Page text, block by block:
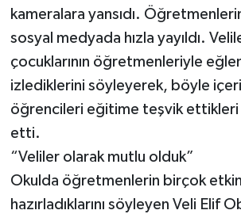
kameralara yansıdı.
sosyal medyada hızla yayıldı.
çocuklarının öğretmenleriyle
izlediklerini söyleyerek, böyle
öğrencileri eğitime teşvik ettikleri
etti.
“Veliler olarak mutlu olduk”
Okulda öğretmenlerin birçok
hazırladıklarını söyleyen Veli Elif